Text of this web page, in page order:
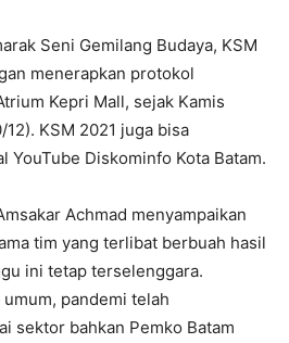
Seni Gemilang Budaya, KSM
menerapkan protokol
Kepri Mall, sejak Kamis
KSM 2021 juga bisa
YouTube Diskominfo Kota Batam.
Achmad menyampaikan
tim yang terlibat berbuah hasil
ini tetap terselenggara.
pandemi telah
sektor bahkan Pemko Batam